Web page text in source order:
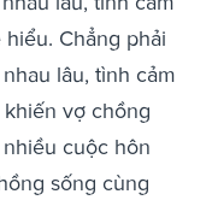
Chẳng phải
lâu, tình cảm
vợ chồng
cuộc hôn
sống cùng